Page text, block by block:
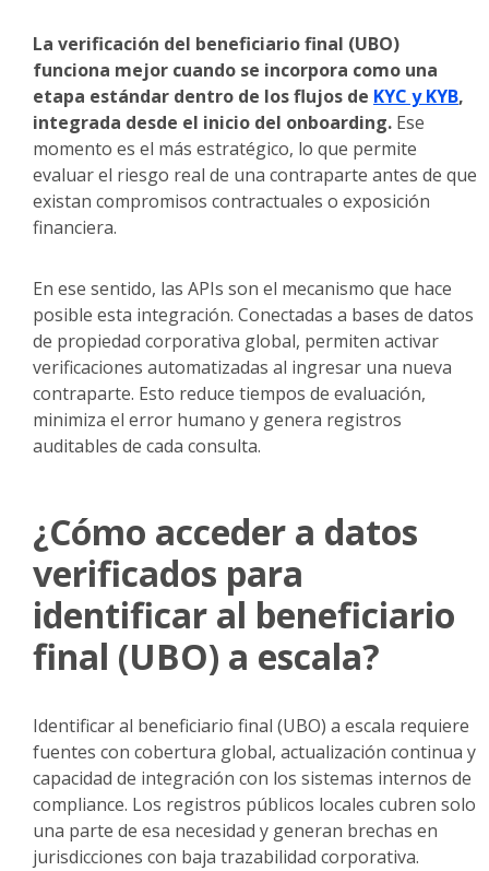
La verificación del beneficiario final (UBO)
funciona mejor cuando se incorpora como una
etapa estándar dentro de los flujos de KYC y KYB,
integrada desde el inicio del onboarding. Ese
momento es el más estratégico, lo que permite
evaluar el riesgo real de una contraparte antes de que
existan compromisos contractuales o exposición
financiera.
En ese sentido, las APIs son el mecanismo que hace
posible esta integración. Conectadas a bases de datos
de propiedad corporativa global, permiten activar
verificaciones automatizadas al ingresar una nueva
contraparte. Esto reduce tiempos de evaluación,
minimiza el error humano y genera registros
auditables de cada consulta.
¿Cómo acceder a datos
verificados para
identificar al beneficiario
final (UBO) a escala?
Identificar al beneficiario final (UBO) a escala requiere
fuentes con cobertura global, actualización continua y
capacidad de integración con los sistemas internos de
compliance. Los registros públicos locales cubren solo
una parte de esa necesidad y generan brechas en
jurisdicciones con baja trazabilidad corporativa.